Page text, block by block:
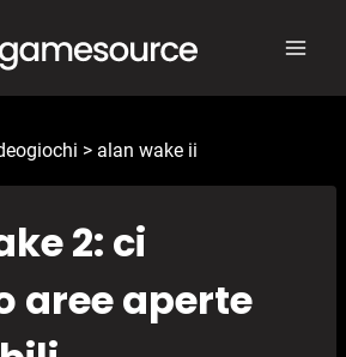
> alan wake ii
2: ci
aree aperte